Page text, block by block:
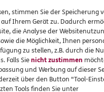
für die
ich Provision,
stimmen Sie der Speicherung
Ihrem Gerät zu. Dadurch
die Analyse der
die Möglichkeit, Ihnen
zu stellen, z.B. durch die
Falls Sienicht zustimmen
und Werbung auf dieser
über den Button "Tool-
Tools finden Sie unter